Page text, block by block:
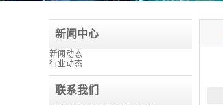
新闻中心
新闻动态
行业动态
联系我们